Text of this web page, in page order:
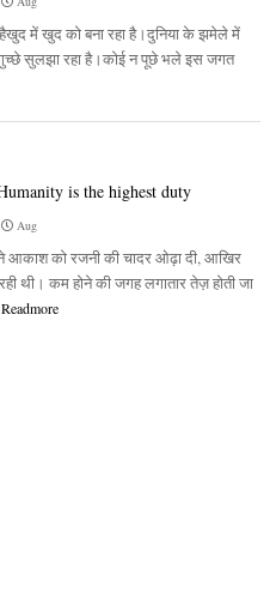
में खुद को बना रहा है।दुनिया के झमेले में
सुलझा रहा है।कोई न पूछे भले इस जगत
Humanity is the highest duty
Aug
आकाश को रजनी की चादर ओढ़ा दी, आखिर
थी। कम होने की जगह लगातार तेज़ होती जा
Readmore